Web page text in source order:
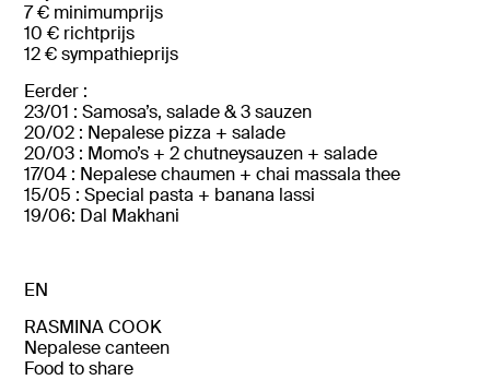
7 € minimumprijs
10 € richtprijs
12 €sympathieprijs
Eerder :
23/01 :Samosa’s,salade &3sauzen
20/02 : Nepalese pizza +salade
20/03 : Momo’s + 2 chutneysauzen + salade
17/04 : Nepalese chaumen + chai massala thee
15/05 : Special pasta + banana lassi
19/06: Dal Makhani
EN
RASMINACOOK
Nepalesecanteen
Foodtoshare